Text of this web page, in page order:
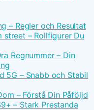
– Regler och Resultat
street – Rollfigurer Du
Regnummer – Din
5G – Snabb och Stabil
– Förstå Din Påföljd
– Stark Prestanda